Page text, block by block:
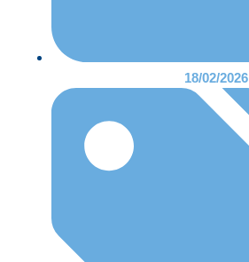
18/02/2026